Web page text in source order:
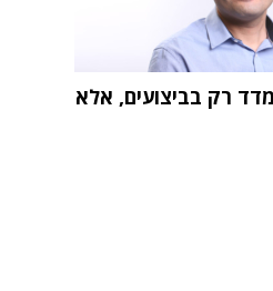
רק בביצועים, אלא